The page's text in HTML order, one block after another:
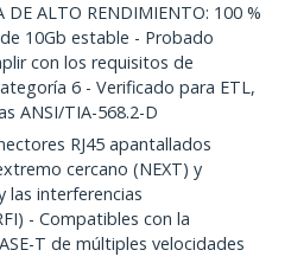
DE ALTO RENDIMIENTO: 100 %
10Gb estable - Probado
con los requisitos de
6 - Verificado para ETL,
ANSI/TIA-568.2-D
RJ45 apantallados
cercano (NEXT) y
las interferencias
- Compatibles con la
T de múltiples velocidades